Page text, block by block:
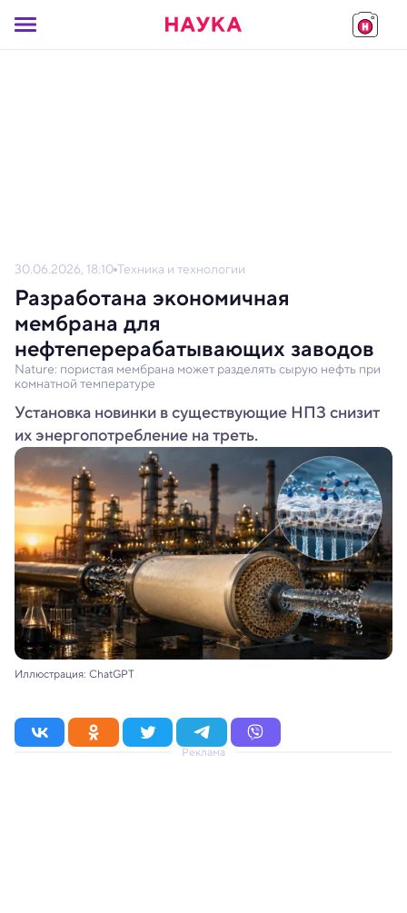
30.06.2026, 18:10 Техника и технологии
Разработана экономичная
мембрана для
нефтеперерабатывающих заводов
Nature: пористая мембрана может разделять сырую нефть при
комнатной температуре
Установка новинки в существующие НПЗ снизит
их энергопотребление на треть.
Иллюстрация: ChatGPT
Реклама